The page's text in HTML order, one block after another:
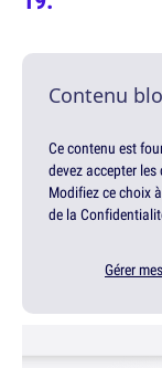
Contenu
Ce contenu est
devez accepter
Modifiez ce choix
de la
Gérer